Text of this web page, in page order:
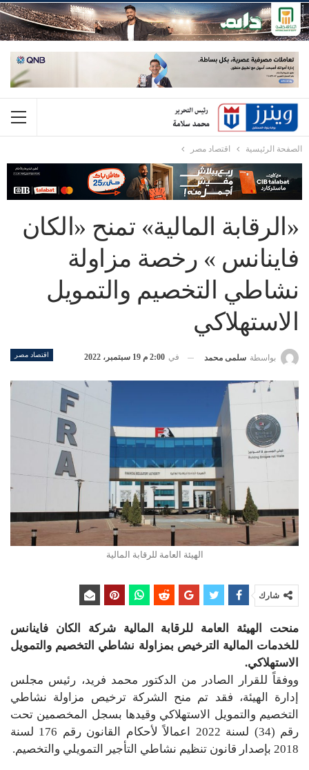
الصفحة الرئيسية اقتصاد مصر
«الرقابة المالية» تمنح «الكان
فاينانس » رخصة مزاولة
نشاطي التخصيم والتمويل
الاستهلاكي
اقتصاد مصر بواسطة سلمى محمد في 2:00 م 19 سبتمبر، 2022
الهيئة العامة للرقابة المالية
شارك
منحت الهيئة العامة للرقابة المالية شركة الكان فاينانس
للخدمات المالية الترخيص بمزاولة نشاطي التخصيم والتمويل
الاستهلاكي.
ووفقاً للقرار الصادر من الدكتور محمد فريد، رئيس مجلس
إدارة الهيئة، فقد تم منح الشركة ترخيص مزاولة نشاطي
التخصيم والتمويل الاستهلاكي وقيدها بسجل المخصمين تحت
رقم (34) لسنة 2022 اعمالاً لأحكام القانون رقم 176 لسنة
2018 بإصدار قانون تنظيم نشاطي التأجير التمويلي والتخصيم.